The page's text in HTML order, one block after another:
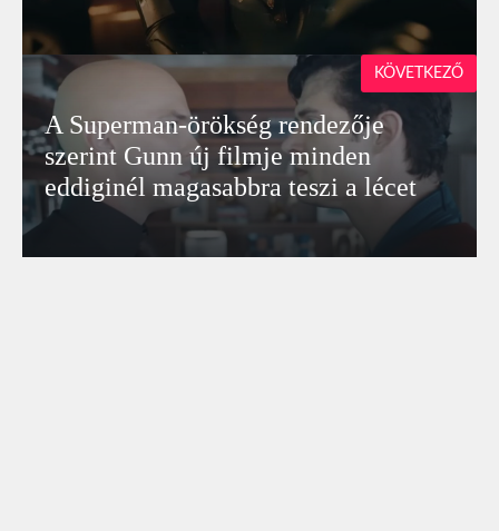
A Superman-örökség rendezője
szerint Gunn új filmje minden
eddiginél magasabbra teszi a lécet
KÖVETKEZŐ